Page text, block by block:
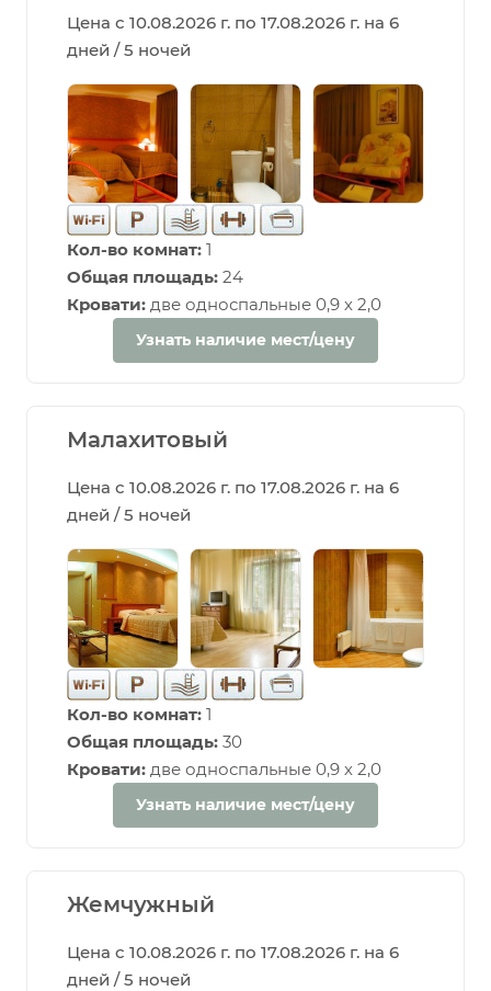
Цена с 10.08.2026 г. по 17.08.2026 г. на 6
дней / 5 ночей
Кол-во комнат: 1
Общая площадь: 24
Кровати: две односпальные 0,9 х 2,0
Узнать наличие мест/цену
Малахитовый
Цена с 10.08.2026 г. по 17.08.2026 г. на 6
дней / 5 ночей
Кол-во комнат: 1
Общая площадь: 30
Кровати: две односпальные 0,9 х 2,0
Узнать наличие мест/цену
Жемчужный
Цена с 10.08.2026 г. по 17.08.2026 г. на 6
дней / 5 ночей